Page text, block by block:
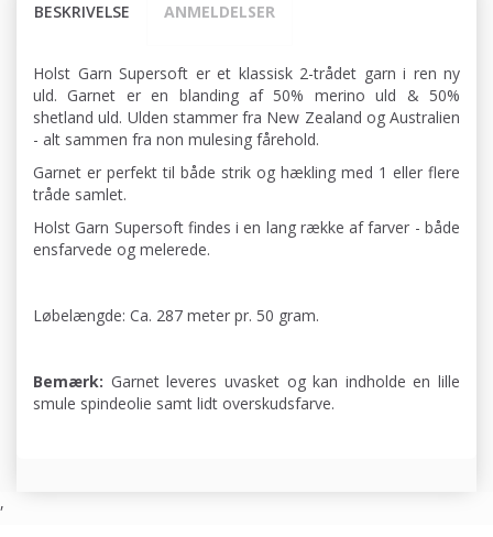
BESKRIVELSE ANMELDELSER
Holst Garn Supersoft er et klassisk 2-trådet garn i ren ny
uld. Garnet er en blanding af 50% merino uld & 50%
shetland uld. Ulden stammer fra New Zealand og Australien
- alt sammen fra non mulesing fårehold.
Garnet er perfekt til både strik og hækling med 1 eller flere
tråde samlet.
Holst Garn Supersoft findes i en lang række af farver - både
ensfarvede og melerede.
Løbelængde: Ca. 287 meter pr. 50 gram.
Bemærk: Garnet leveres uvasket og kan indholde en lille
smule spindeolie samt lidt overskudsfarve.
,